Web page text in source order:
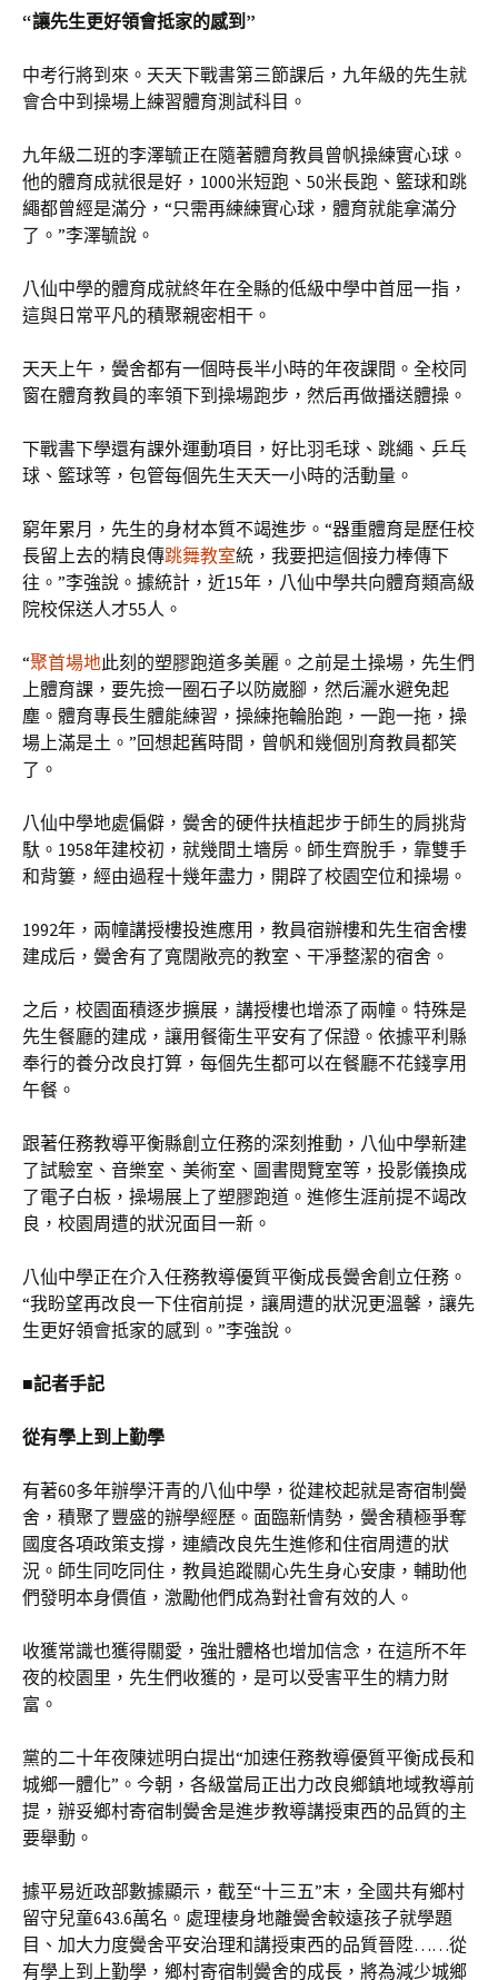
“讓先生更好領會抵家的感到”
中考行將到來。天天下戰書第三節課后，九年級的先生就
會合中到操場上練習體育測試科目。
九年級二班的李澤毓正在隨著體育教員曾帆操練實心球。
他的體育成就很是好，1000米短跑、50米長跑、籃球和跳
繩都曾經是滿分，“只需再練練實心球，體育就能拿滿分
了。”李澤毓說。
八仙中學的體育成就終年在全縣的低級中學中首屈一指，
這與日常平凡的積聚親密相干。
天天上午，黌舍都有一個時長半小時的年夜課間。全校同
窗在體育教員的率領下到操場跑步，然后再做播送體操。
下戰書下學還有課外運動項目，好比羽毛球、跳繩、乒乓
球、籃球等，包管每個先生天天一小時的活動量。
窮年累月，先生的身材本質不竭進步。“器重體育是歷任校
長留上去的精良傳跳舞教室統，我要把這個接力棒傳下
往。”李強說。據統計，近15年，八仙中學共向體育類高級
院校保送人才55人。
“聚首場地此刻的塑膠跑道多美麗。之前是土操場，先生們
上體育課，要先撿一圈石子以防崴腳，然后灑水避免起
塵。體育專長生體能練習，操練拖輪胎跑，一跑一拖，操
場上滿是土。”回想起舊時間，曾帆和幾個別育教員都笑
了。
八仙中學地處偏僻，黌舍的硬件扶植起步于師生的肩挑背
馱。1958年建校初，就幾間土墻房。師生齊脫手，靠雙手
和背簍，經由過程十幾年盡力，開辟了校園空位和操場。
1992年，兩幢講授樓投進應用，教員宿辦樓和先生宿舍樓
建成后，黌舍有了寬闊敞亮的教室、干凈整潔的宿舍。
之后，校園面積逐步擴展，講授樓也增添了兩幢。特殊是
先生餐廳的建成，讓用餐衛生平安有了保證。依據平利縣
奉行的養分改良打算，每個先生都可以在餐廳不花錢享用
午餐。
跟著任務教導平衡縣創立任務的深刻推動，八仙中學新建
了試驗室、音樂室、美術室、圖書閱覽室等，投影儀換成
了電子白板，操場展上了塑膠跑道。進修生涯前提不竭改
良，校園周遭的狀況面目一新。
八仙中學正在介入任務教導優質平衡成長黌舍創立任務。
“我盼望再改良一下住宿前提，讓周遭的狀況更溫馨，讓先
生更好領會抵家的感到。”李強說。
■記者手記
從有學上到上勤學
有著60多年辦學汗青的八仙中學，從建校起就是寄宿制黌
舍，積聚了豐盛的辦學經歷。面臨新情勢，黌舍積極爭奪
國度各項政策支撐，連續改良先生進修和住宿周遭的狀
況。師生同吃同住，教員追蹤關心先生身心安康，輔助他
們發明本身價值，激勵他們成為對社會有效的人。
收獲常識也獲得關愛，強壯體格也增加信念，在這所不年
夜的校園里，先生們收獲的，是可以受害平生的精力財
富。
黨的二十年夜陳述明白提出“加速任務教導優質平衡成長和
城鄉一體化”。今朝，各級當局正出力改良鄉鎮地域教導前
提，辦妥鄉村寄宿制黌舍是進步教導講授東西的品質的主
要舉動。
據平易近政部數據顯示，截至“十三五”末，全國共有鄉村
留守兒童643.6萬名。處理棲身地離黌舍較遠孩子就學題
目、加大力度黌舍平安治理和講授東西的品質晉陞……從
有學上到上勤學，鄉村寄宿制黌舍的成長，將為減少城鄉